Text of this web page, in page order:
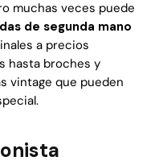
muchas veces puede
de segunda mano
a precios
hasta broches y
vintage que pueden